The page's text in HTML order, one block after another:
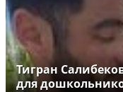
Тигран
для